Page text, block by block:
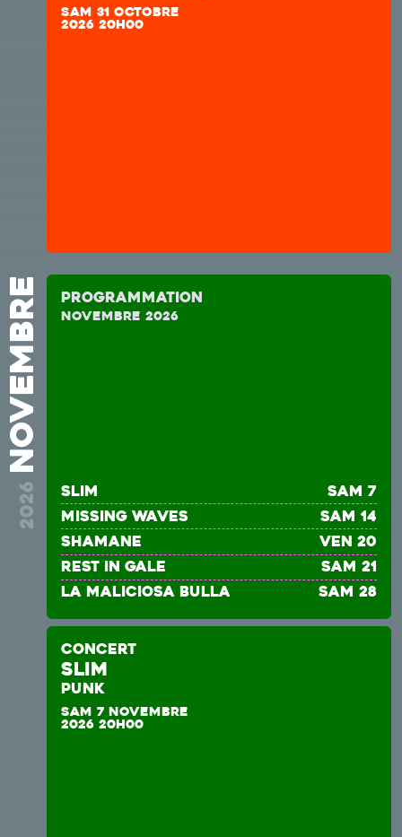
SAM 31 OCTOBRE
2026 20H00
2026
novembre Programmation
novembre 2026
Slim
sam 7
MISSING WAVES
sam 14
SHAMANE
ven 20
REST IN GALE
sam 21
La Maliciosa Bulla
sam 28
CONCERT
Slim
PUNK
SAM 7 NOVEMBRE
2026 20H00